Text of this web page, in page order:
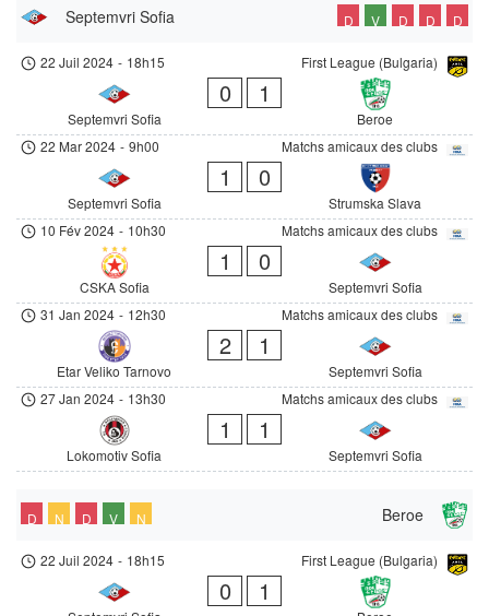
Septemvri Sofia D V D D D
First League (Bulgaria)
22 Juil 2024 - 18h15
Septemvri Sofia
0 1
Beroe
Matchs amicaux des clubs
22 Mar 2024 - 9h00
Septemvri Sofia
1 0
Strumska Slava
Matchs amicaux des clubs
10 Fév 2024 - 10h30
CSKA Sofia
1 0
Septemvri Sofia
Matchs amicaux des clubs
31 Jan 2024 - 12h30
Etar Veliko Tarnovo
2 1
Septemvri Sofia
Matchs amicaux des clubs
27 Jan 2024 - 13h30
Lokomotiv Sofia
1 1
Septemvri Sofia
Beroe
D N D V N
First League (Bulgaria)
22 Juil 2024 - 18h15
0 1